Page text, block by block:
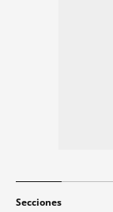
Secciones